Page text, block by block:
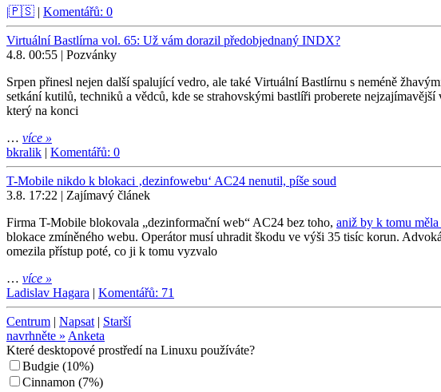
|🇵🇸 | Komentářů: 0
Virtuální Bastlírna vol. 65: Už vám dorazil předobjednaný INDX?
4.8. 00:55 | Pozvánky
Srpen přinesl nejen další spalující vedro, ale také Virtuální Bastlírnu s neméně
setkání kutilů, techniků a vědců, kde se strahovskými bastlíři proberete
který na konci
… více »
bkralik | Komentářů: 0
T-Mobile nikdo k blokaci ‚dezinfowebu‘ AC24 nenutil, píše soud
3.8. 17:22 | Zajímavý článek
Firma T-Mobile blokovala „dezinformační web“ AC24 bez toho, aniž by k tomu
blokace zmíněného webu. Operátor musí uhradit škodu ve výši 35 tisíc korun.
omezila přístup poté, co ji k tomu vyzvalo
… více »
Ladislav Hagara | Komentářů: 71
Centrum | Napsat | Starší
navrhněte » Anketa
Které desktopové prostředí na Linuxu používáte?
Budgie (10%)
Cinnamon (7%)